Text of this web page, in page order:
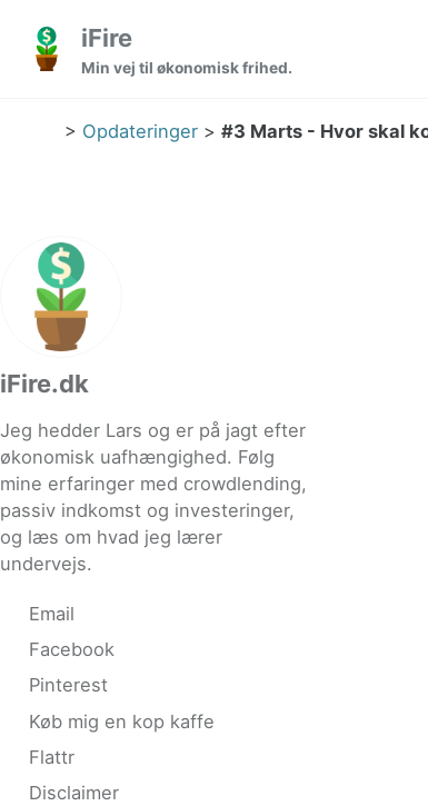
iFire
Min vej til økonomisk frihed.
> Opdateringer > #3 Marts - Hvor skal
iFire.dk
Jeg hedder Lars og er på jagt efter
økonomisk uafhængighed. Følg
mine erfaringer med crowdlending,
passiv indkomst og investeringer,
og læs om hvad jeg lærer
undervejs.
Email
Facebook
Pinterest
Køb mig en kop kaffe
Flattr
Disclaimer